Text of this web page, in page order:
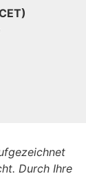
Durch Ihre